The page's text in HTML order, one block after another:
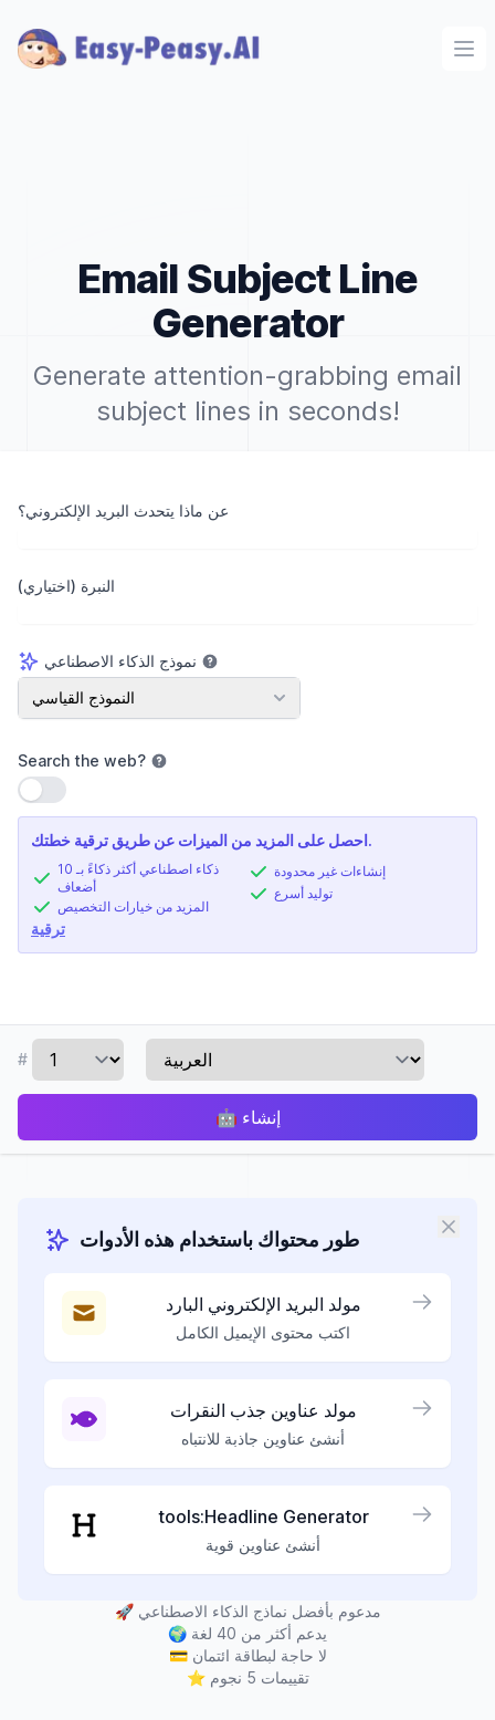
Email Subject Line
Generator
Generate attention-grabbing email
subject lines in seconds!
عن ماذا يتحدث البريد الإلكتروني؟
النبرة (اختياري)
نموذج الذكاء الاصطناعي
نموذج الذكاء الاصطناعي
النموذج القياسي
Search the web?
استخدام الإعداد
احصل على المزيد من الميزات عن طريق ترقية خطتك.
ذكاء اصطناعي أكثر ذكاءً بـ 10
أضعاف
المزيد من خيارات التخصيص
إنشاءات غير محدودة
توليد أسرع
ترقية
#
🤖 إنشاء
طور محتواك باستخدام هذه الأدوات
مولد البريد الإلكتروني البارد
اكتب محتوى الإيميل الكامل
مولد عناوين جذب النقرات
أنشئ عناوين جاذبة للانتباه
tools:Headline Generator
أنشئ عناوين قوية
🚀 مدعوم بأفضل نماذج الذكاء الاصطناعي
🌍
يدعم أكثر من 40 لغة
💳 لا حاجة لبطاقة ائتمان
⭐
تقييمات 5 نجوم